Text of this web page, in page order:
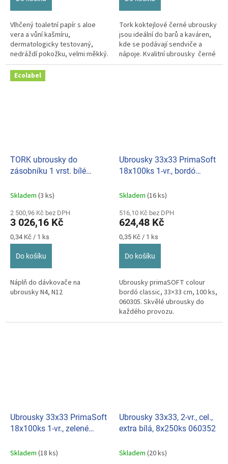
Vlhčený toaletní papír s aloe
vera a vůní kašmíru,
dermatologicky testovaný,
nedráždí pokožku, velmi měkký.
Biologicky odbouratelný.
Tork koktejlové černé ubrousky
jsou ideální do barů a kaváren,
kde se podávají sendviče a
nápoje. Kvalitní ubrousky černé
barvě, které oživí...
Ecolabel
TORK ubrousky do
zásobníku 1 vrst. bílé
Skladem (3 ks)
2 500,96 Kč bez DPH
3 026,16 Kč
Měrná
cena:
0,34 Kč / 1 ks
Do košíku
Náplň do dávkovače na
ubrousky N4, N12
Ubrousky 33x33 PrimaSoft
18x100ks 1-vr., bordó
Skladem (16 ks)
516,10 Kč bez DPH
624,48 Kč
Měrná
cena:
0,35 Kč / 1 ks
Do košíku
Ubrousky primaSOFT colour
bordó classic, 33×33 cm, 100 ks,
060305. Skvělé ubrousky do
každého provozu.
Ubrousky 33x33 PrimaSoft
18x100ks 1-vr., zelené
Skladem (18 ks)
Ubrousky 33x33, 2-vr., cel.,
extra bílá, 8x250ks 060352
Skladem (20 ks)